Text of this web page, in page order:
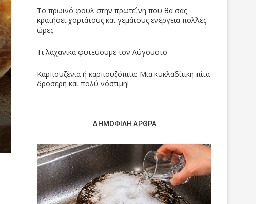
Το πρωινό φουλ στην πρωτεΐνη που θα σας
κρατήσει χορτάτους και γεμάτους ενέργεια πολλές
ώρες
Τι λαχανικά φυτεύουμε τον Αύγουστο
Καρπουζένια ή καρπουζόπιτα: Μια κυκλαδίτικη πίτα
δροσερή και πολύ νόστιμη!
ΔΗΜΟΦΙΛΉ ΆΡΘΡΑ